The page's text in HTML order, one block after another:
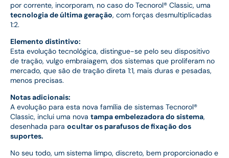
por corrente, incorporam, no caso do Tecnorol® Classic, uma
tecnologia de última geração, com forças desmultiplicadas
1:2.
Elemento distintivo:
Esta evolução tecnológica, distingue-se pelo seu dispositivo
de tração, vulgo embraiagem, dos sistemas que proliferam no
mercado, que são de tração direta 1:1, mais duras e pesadas,
menos precisas.
Notas adicionais:
A evolução para esta nova família de sistemas Tecnorol®
Classic, inclui uma nova tampa embelezadora do sistema,
desenhada para ocultar os parafusos de fixação dos
suportes.
No seu todo, um sistema limpo, discreto, bem proporcionado e